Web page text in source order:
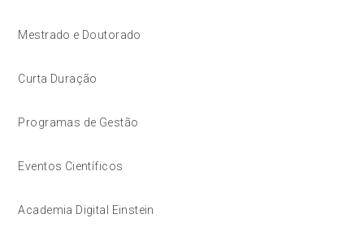
Mestrado e Doutorado
Curta Duração
Programas de Gestão
Eventos Científicos
Academia Digital Einstein